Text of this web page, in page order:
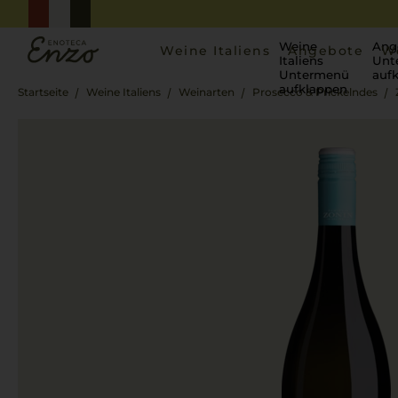
Weine Italiens
Weine
Italiens
Untermenü
aufklappen
Angebote
Startseite Weine Italiens Weinarten Prosecco & Prickelndes